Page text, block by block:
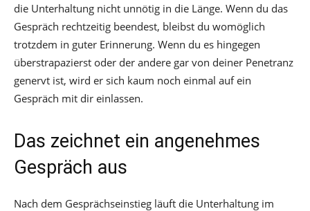
die Unterhaltung nicht unnötig in die Länge. Wenn du das
Gespräch rechtzeitig beendest, bleibst du womöglich
trotzdem in guter Erinnerung. Wenn du es hingegen
überstrapazierst oder der andere gar von deiner Penetranz
genervt ist, wird er sich kaum noch einmal auf ein
Gespräch mit dir einlassen.
Das zeichnet ein angenehmes
Gespräch aus
Nach dem Gesprächseinstieg läuft die Unterhaltung im